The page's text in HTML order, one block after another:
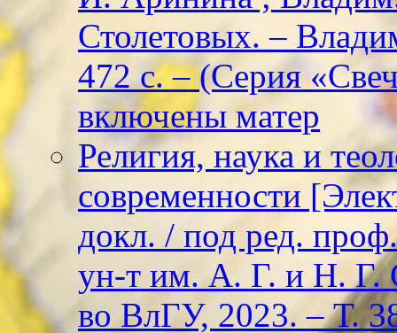
Столетовых. –
472 с. – (Серия
включены матер
Религия, наука и
современности
докл. / под ред.
ун-т им. А. Г. и Н. Г.
во ВлГУ, 2023. – Т.